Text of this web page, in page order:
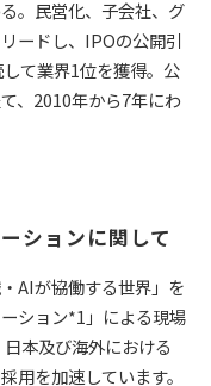
。民営化、子会社、グ
ードし、IPOの公開引
て業界1位を獲得。公
、2010年から7年にわ
ションに関して
AIが協働する世界」を
ション*1」による現場
本及び海外における
用を加速しています。